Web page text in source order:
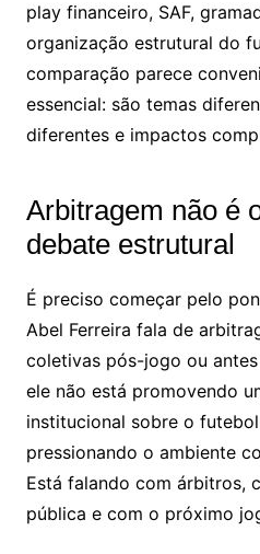
play financeiro, SAF,
organização estrutural do
comparação parece
essencial: são temas
diferentes e impactos
Arbitragem não é
debate estrutural
É preciso começar pelo
Abel Ferreira fala de
coletivas pós-jogo ou
ele não está promovendo
institucional sobre o
pressionando o ambiente
Está falando com árbitros,
pública e com o próximo